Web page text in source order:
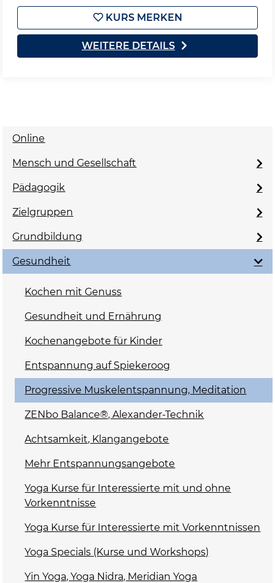
KURS MERKEN
WEITERE DETAILS
Online
Mensch und Gesellschaft
Pädagogik
Zielgruppen
Grundbildung
Gesundheit
Kochen mit Genuss
Gesundheit und Ernährung
Kochenangebote für Kinder
Entspannung auf Spiekeroog
Progressive Muskelentspannung, Meditation
ZENbo Balance®, Alexander-Technik
Achtsamkeit, Klangangebote
Mehr Entspannungsangebote
Yoga Kurse für Interessierte mit und ohne
Vorkenntnisse
Yoga Kurse für Interessierte mit Vorkenntnissen
Yoga Specials (Kurse und Workshops)
Yin Yoga, Yoga Nidra, Meridian Yoga